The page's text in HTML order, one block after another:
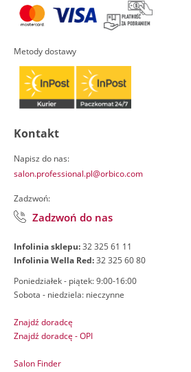
Metody dostawy
Kontakt
Napisz do nas:
salon.professional.pl@orbico.com
Zadzwoń:
Zadzwoń do nas
Infolinia sklepu:32 325 61 11
Infolinia Wella Red:32 325 60 80
Poniedziałek - piątek: 9:00-16:00
Sobota - niedziela: nieczynne
Znajdź doradcę
Znajdź doradcę - OPI
Salon Finder